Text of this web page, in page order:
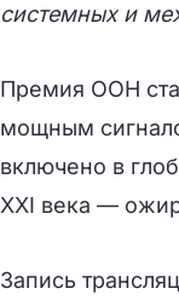
системных и
Премия ООН
мощным
включено в
XXI века —
Запись